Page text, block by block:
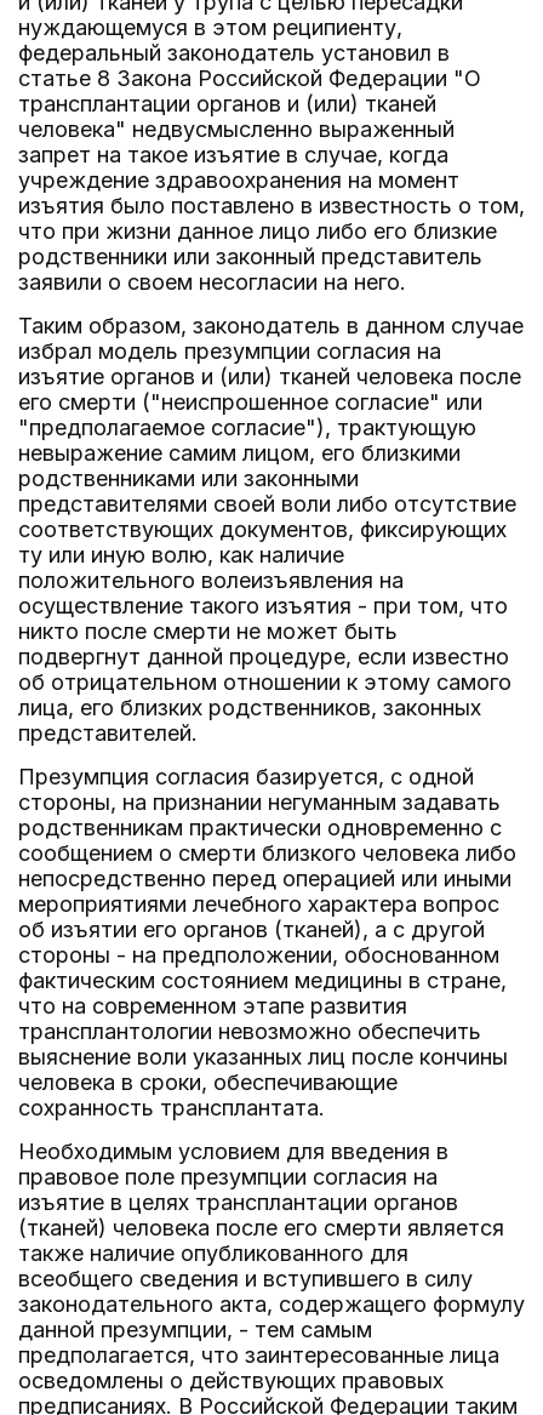
нуждающемуся в этом реципиенту,
федеральный законодатель установил в
статье 8 Закона Российской Федерации "О
трансплантации органов и (или) тканей
человека" недвусмысленно выраженный
запрет на такое изъятие в случае, когда
учреждение здравоохранения на момент
изъятия было поставлено в известность о том,
что при жизни данное лицо либо его близкие
родственники или законный представитель
заявили о своем несогласии на него.
Таким образом, законодатель в данном случае
избрал модель презумпции согласия на
изъятие органов и (или) тканей человека после
его смерти ("неиспрошенное согласие" или
"предполагаемое согласие"), трактующую
невыражение самим лицом, его близкими
родственниками или законными
представителями своей воли либо отсутствие
соответствующих документов, фиксирующих
ту или иную волю, как наличие
положительного волеизъявления на
осуществление такого изъятия - при том, что
никто после смерти не может быть
подвергнут данной процедуре, если известно
об отрицательном отношении к этому самого
лица, его близких родственников, законных
представителей.
Презумпция согласия базируется, с одной
стороны, на признании негуманным задавать
родственникам практически одновременно с
сообщением о смерти близкого человека либо
непосредственно перед операцией или иными
мероприятиями лечебного характера вопрос
об изъятии его органов (тканей), а с другой
стороны - на предположении, обоснованном
фактическим состоянием медицины в стране,
что на современном этапе развития
трансплантологии невозможно обеспечить
выяснение воли указанных лиц после кончины
человека в сроки, обеспечивающие
сохранность трансплантата.
Необходимым условием для введения в
правовое поле презумпции согласия на
изъятие в целях трансплантации органов
(тканей) человека после его смерти является
также наличие опубликованного для
всеобщего сведения и вступившего в силу
законодательного акта, содержащего формулу
данной презумпции, - тем самым
предполагается, что заинтересованные лица
осведомлены о действующих правовых
предписаниях. В Российской Федерации таким